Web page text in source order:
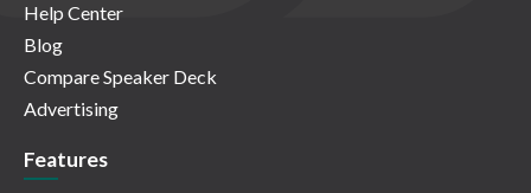
Help Center
Blog
Compare Speaker Deck
Advertising
Features